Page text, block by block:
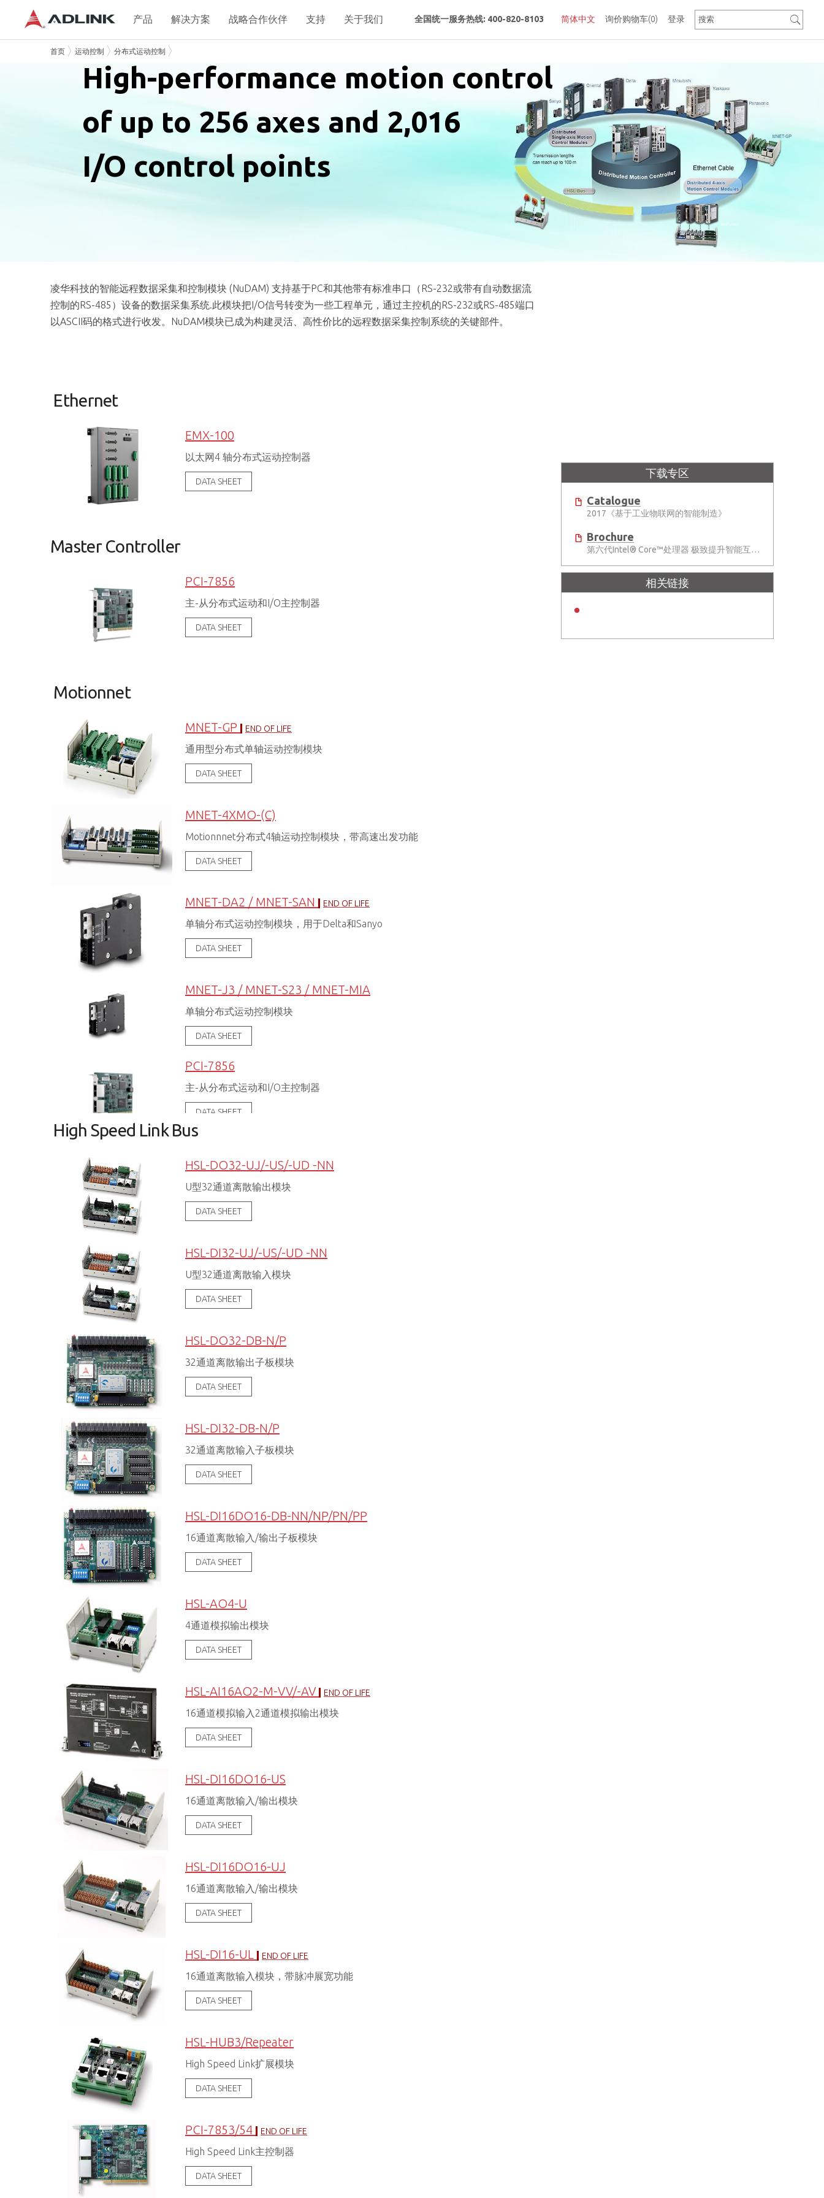
询价购物车(0)
简体中文
全国统一服务热线: 400-820-8103 登录
产品 解决方案 战略合作伙伴 支持 关于我们
首页 运动控制 分布式运动控制
High-performance motion control
of up to 256 axes and 2,016
I/O control points
凌华科技的智能远程数据采集和控制模块 (NuDAM) 支持基于PC和其他带有标准串口（RS-232或带有自动数据流
控制的RS-485）设备的数据采集系统.此模块把I/O信号转变为一些工程单元，通过主控机的RS-232或RS-485端口
以ASCII码的格式进行收发。NuDAM模块已成为构建灵活、高性价比的远程数据采集控制系统的关键部件。
Ethernet
EMX-100
以太网4 轴分布式运动控制器
DATA SHEET
下载专区
Catalogue
2017《基于工业物联网的智能制造》
Brochure
第六代Intel® Core™处理器 极致提升智能互联系统的性能
Master Controller
PCI-7856
主-从分布式运动和I/O主控制器
DATA SHEET
相关链接
Motionnet
MNET-GP END OF LIFE
通用型分布式单轴运动控制模块
DATA SHEET
MNET-4XMO-(C)
Motionnnet分布式4轴运动控制模块，带高速出发功能
DATA SHEET
MNET-DA2 / MNET-SAN END OF LIFE
单轴分布式运动控制模块，用于Delta和Sanyo
DATA SHEET
MNET-J3 / MNET-S23 / MNET-MIA
单轴分布式运动控制模块
DATA SHEET
PCI-7856
主-从分布式运动和I/O主控制器
DATA SHEET
High Speed Link Bus
HSL-DO32-UJ/-US/-UD -NN
U型32通道离散输出模块
DATA SHEET
HSL-DI32-UJ/-US/-UD -NN
U型32通道离散输入模块
DATA SHEET
HSL-DO32-DB-N/P
32通道离散输出子板模块
DATA SHEET
HSL-DI32-DB-N/P
32通道离散输入子板模块
DATA SHEET
HSL-DI16DO16-DB-NN/NP/PN/PP
16通道离散输入/输出子板模块
DATA SHEET
HSL-AO4-U
4通道模拟输出模块
DATA SHEET
HSL-AI16AO2-M-VV/-AV END OF LIFE
16通道模拟输入2通道模拟输出模块
DATA SHEET
HSL-DI16DO16-US
16通道离散输入/输出模块
DATA SHEET
HSL-DI16DO16-UJ
16通道离散输入/输出模块
DATA SHEET
HSL-DI16-UL END OF LIFE
16通道离散输入模块，带脉冲展宽功能
DATA SHEET
HSL-HUB3/Repeater
High Speed Link扩展模块
DATA SHEET
PCI-7853/54 END OF LIFE
High Speed Link主控制器
DATA SHEET